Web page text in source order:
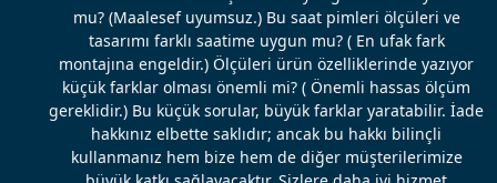
mu? (Maalesef uyumsuz.) Bu saat pimleri ölçüleri ve
tasarımı farklı saatime uygun mu? ( En ufak fark
montajına engeldir.) Ölçüleri ürün özelliklerinde yazıyor
küçük farklar olması önemli mi? ( Önemli hassas ölçüm
gereklidir.) Bu küçük sorular, büyük farklar yaratabilir. İade
hakkınız elbette saklıdır; ancak bu hakkı bilinçli
kullanmanız hem bize hem de diğer müşterilerimize